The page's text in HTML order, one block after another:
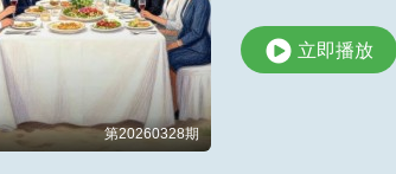
第20260328期
立即播放